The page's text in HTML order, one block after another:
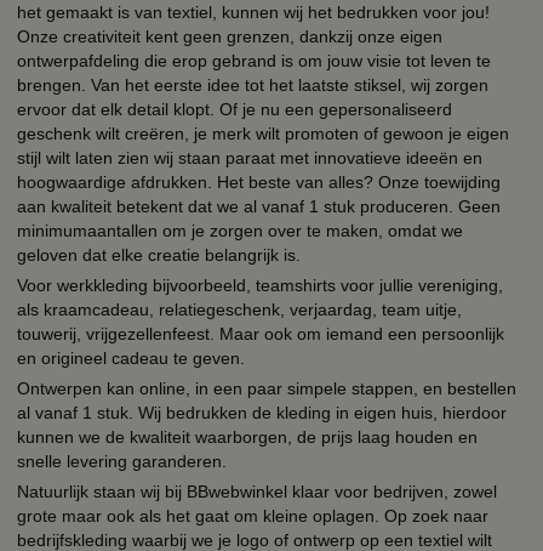
het gemaakt is van textiel, kunnen wij het bedrukken voor jou!
Onze creativiteit kent geen grenzen, dankzij onze eigen
ontwerpafdeling die erop gebrand is om jouw visie tot leven te
brengen. Van het eerste idee tot het laatste stiksel, wij zorgen
ervoor dat elk detail klopt. Of je nu een gepersonaliseerd
geschenk wilt creëren, je merk wilt promoten of gewoon je eigen
stijl wilt laten zien wij staan paraat met innovatieve ideeën en
hoogwaardige afdrukken. Het beste van alles? Onze toewijding
aan kwaliteit betekent dat we al vanaf 1 stuk produceren. Geen
minimumaantallen om je zorgen over te maken, omdat we
geloven dat elke creatie belangrijk is.
Voor werkkleding bijvoorbeeld, teamshirts voor jullie vereniging,
als kraamcadeau, relatiegeschenk, verjaardag, team uitje,
touwerij, vrijgezellenfeest. Maar ook om iemand een persoonlijk
en origineel cadeau te geven.
Ontwerpen kan online, in een paar simpele stappen, en bestellen
al vanaf 1 stuk. Wij bedrukken de kleding in eigen huis, hierdoor
kunnen we de kwaliteit waarborgen, de prijs laag houden en
snelle levering garanderen.
Natuurlijk staan wij bij BBwebwinkel klaar voor bedrijven, zowel
grote maar ook als het gaat om kleine oplagen. Op zoek naar
bedrijfskleding waarbij we je logo of ontwerp op een textiel wilt